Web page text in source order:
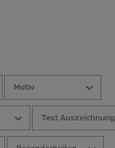
Motiv
Test Auszeichnung